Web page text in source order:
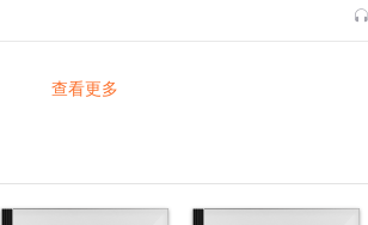
查看更多